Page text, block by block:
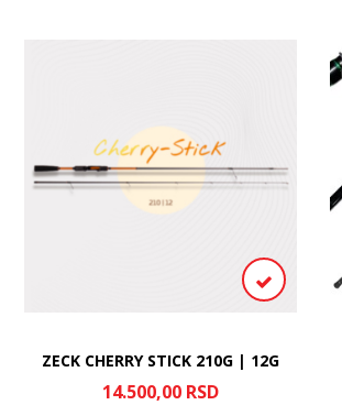
ZECK CHERRY STICK 210G | 12G
14.500,00 RSD